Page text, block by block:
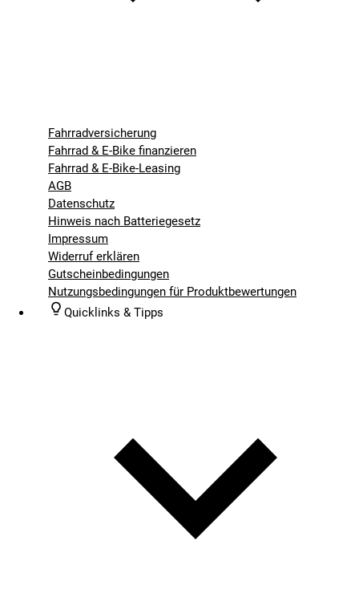
Fahrradversicherung
Fahrrad & E-Bike finanzieren
Fahrrad & E-Bike-Leasing
AGB
Datenschutz
Hinweis nach Batteriegesetz
Impressum
Widerruf erklären
Gutscheinbedingungen
Nutzungsbedingungen für Produktbewertungen
Quicklinks & Tipps